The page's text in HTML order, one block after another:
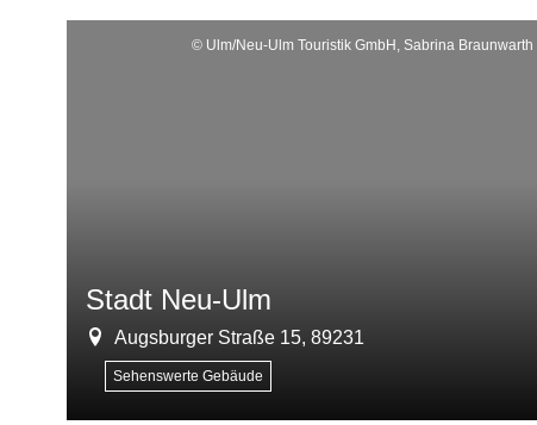
© Ulm/Neu-Ulm Touristik GmbH, Sabrina Braunwarth
Stadt Neu-Ulm
Augsburger Straße 15, 89231
Sehenswerte Gebäude